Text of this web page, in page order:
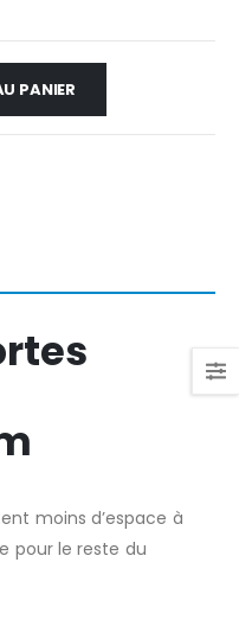
PANIER
moins d’espace à
pour le reste du